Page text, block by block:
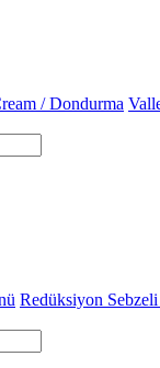
/ Dondurma
Redüksiyon